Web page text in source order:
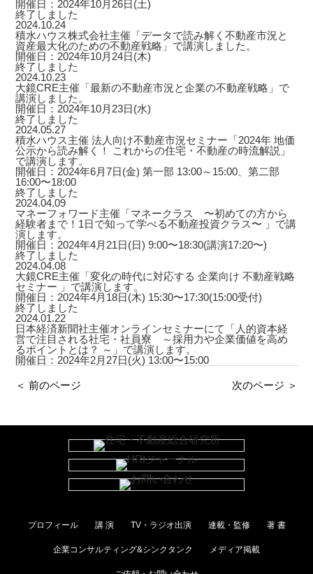
開催日：2024年10月26日(土)
終了しました
2024.10.24
積水ハウス株式会社主催「データで読み解く不動産市況と
資産最大化のための不動産戦略」で講演しました。
開催日：2024年10月24日(木)
終了しました
2024.10.23
大鏡CRE主催「最新の不動産市況と企業の不動産戦略」で
講演しました。
開催日：2024年10月23日(水)
終了しました
2024.05.27
積水ハウス主催 法人向け不動産市況セミナー「2024年 地価
公示から読み解く！ これからの住宅・不動産の時流解説」
で講演します。
開催日：2024年6月7日(金) 第一部 13:00～15:00、第二部
16:00〜18:00
終了しました
2024.04.09
マネーフォワード主催「マネークラス 〜初めての方から
経験者まで！1日で知って学べる不動産投資クラス〜 」で講
演します。
開催日：2024年4月21日(日) 9:00〜18:30(講演17:20〜)
終了しました
2024.04.08
大鏡CRE主催「変化の時代に対応する 企業向け 不動産戦略
セミナー 」で講演します。
開催日：2024年4月18日(木) 15:30〜17:30(15:00受付)
終了しました
2024.01.22
日本経済新聞社主催オンラインセミナーにて「人的資本経
営で注目される社宅・社員寮 ～採用力や企業価値を高め
るポイントとは？ ～」で講演します。
開催日：2024年2月27日(火) 13:00〜15:00
＜ 前のページ 次のページ ＞
プロフィール 講 演 TV・ラジオ出演 連載・監修 著 書
企業コンサルティング&シンクタンク メディア掲載